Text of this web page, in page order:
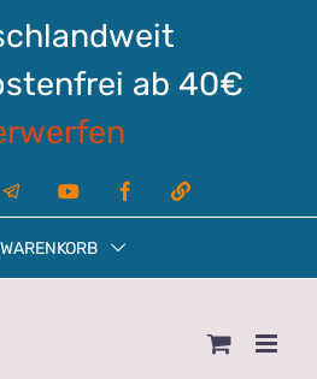
ab 40€
Telegram YouTube FacebookLinktree
WARENKORB